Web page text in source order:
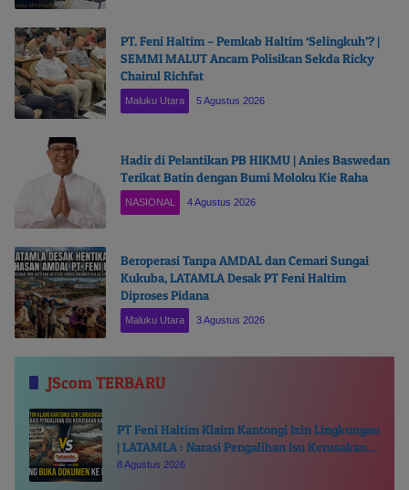
PT. Feni Haltim – Pemkab Haltim ‘Selingkuh’? |
SEMMI MALUT Ancam Polisikan Sekda Ricky
Chairul Richfat
Maluku Utara 5 Agustus 2026
Hadir di Pelantikan PB HIKMU | Anies Baswedan
Terikat Batin dengan Bumi Moloku Kie Raha
NASIONAL 4 Agustus 2026
Beroperasi Tanpa AMDAL dan Cemari Sungai
Kukuba, LATAMLA Desak PT Feni Haltim
Diproses Pidana
Maluku Utara 3 Agustus 2026
JScom TERBARU
PT Feni Haltim Klaim Kantongi Izin Lingkungan
| LATAMLA : Narasi Pengalihan Isu Kerusakan
Kali Kukuba, Tantang Buka Dokumen ke Publik
8 Agustus 2026